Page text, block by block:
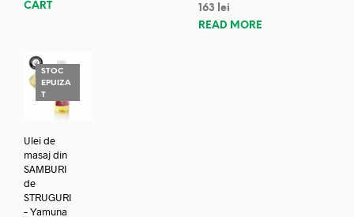
CART
163
lei
READ MORE
STOC
EPUIZA
T
Ulei de
masaj din
SAMBURI
de
STRUGURI
– Yamuna